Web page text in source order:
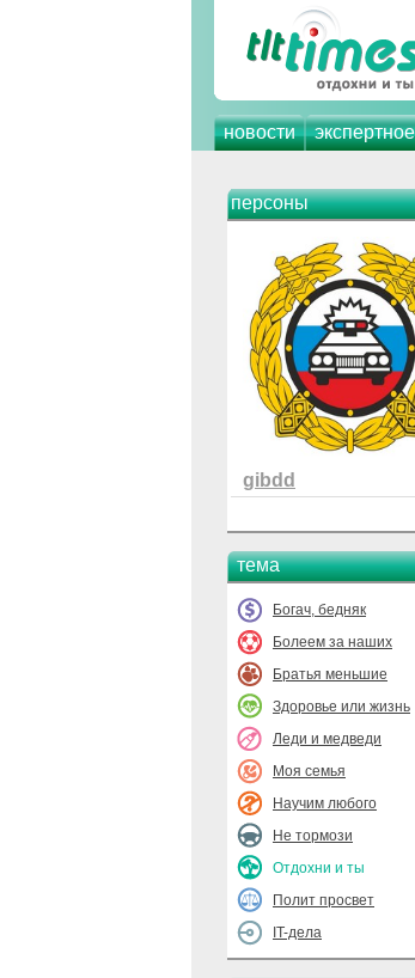
новости
персоны
gibdd
тема
Богач, бедняк
Болеем за наших
Братья меньшие
Здоровье или жизнь
Леди и медведи
Моя семья
Научим любого
Не тормози
Отдохни и ты
Полит просвет
IT-дела